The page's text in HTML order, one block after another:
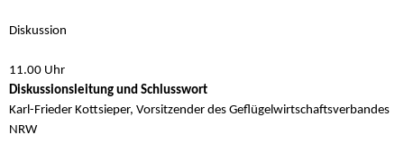
Diskussion
11.00 Uhr
Diskussionsleitung und Schlusswort
Karl-Frieder Kottsieper, Vorsitzender des Geflügelwirtschaftsverbandes
NRW